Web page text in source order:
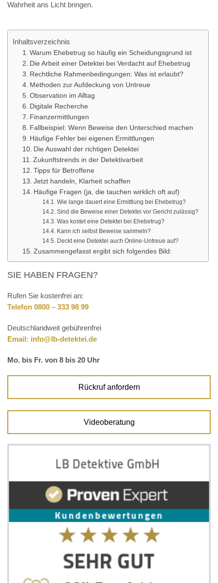
Wahrheit ans Licht bringen.
Inhaltsverzeichnis
Warum Ehebetrug so häufig ein Scheidungsgrund ist
Die Arbeit einer Detektei bei Verdacht auf Ehebetrug
Rechtliche Rahmenbedingungen: Was ist erlaubt?
Methoden zur Aufdeckung von Untreue
Observation im Alltag
Digitale Recherche
Finanzermittlungen
Fallbeispiel: Wenn Beweise den Unterschied machen
Häufige Fehler bei eigenen Ermittlungen
Die Auswahl der richtigen Detektei
Zukunftstrends in der Detektivarbeit
Tipps für Betroffene
Jetzt handeln, Klarheit schaffen
Häufige Fragen (ja, die tauchen wirklich oft auf)
Wie lange dauert eine Ermittlung bei Ehebetrug?
Sind die Beweise einer Detektei vor Gericht zulässig?
Was kostet eine Detektei bei Ehebetrug?
Kann ich selbst Beweise sammeln?
Deckt eine Detektei auch Online-Untreue auf?
Zusammengefasst ergibt sich folgendes Bild:
SIE HABEN FRAGEN?
Rufen Sie kostenfrei an:
Telefon 0800 – 333 98 99
Deutschlandweit gebührenfrei
Email: info@lb-detektei.de
Mo. bis Fr. von 8 bis 20 Uhr
Rückruf anfordern
Videoberatung